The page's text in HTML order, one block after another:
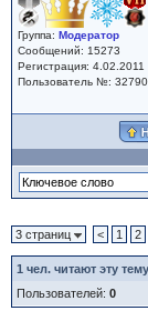
Группа: Модератор
Сообщений: 15273
Регистрация: 4.02.2011
Пользователь №: 32790
3 страниц < 1 2
1 чел. читают эту
Пользователей: 0